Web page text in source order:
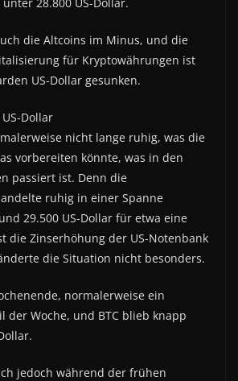
die Altcoins im Minus, und die
für Kryptowährungen ist
US-Dollar gesunken.
Dollar
nicht lange ruhig, was die
vorbereiten könnte, was in den
passiert ist. Denn die
ruhig in einer Spanne
29.500 US-Dollar für etwa eine
die Zinserhöhung der US-Notenbank
die Situation nicht besonders.
normalerweise ein
der Woche, und BTC blieb knapp
jedoch während der frühen